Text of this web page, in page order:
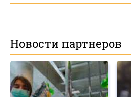
Новости партнеров